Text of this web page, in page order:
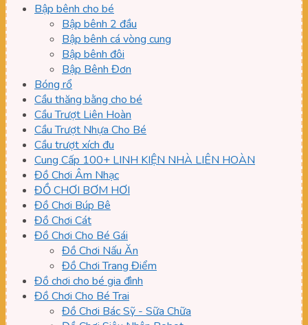
Bập bênh cho bé
Bập bênh 2 đầu
Bập bênh cá vòng cung
Bập bênh đôi
Bập Bênh Đơn
Bóng rổ
Cầu thăng bằng cho bé
Cầu Trượt Liên Hoàn
Cầu Trượt Nhựa Cho Bé
Cầu trượt xích đu
Cung Cấp 100+ LINH KIỆN NHÀ LIÊN HOÀN
Đồ Chơi Âm Nhạc
ĐỒ CHƠI BƠM HƠI
Đồ Chơi Búp Bê
Đồ Chơi Cát
Đồ Chơi Cho Bé Gái
Đồ Chơi Nấu Ăn
Đồ Chơi Trang Điểm
Đồ chơi cho bé gia đình
Đồ Chơi Cho Bé Trai
Đồ Chơi Bác Sỹ - Sữa Chữa